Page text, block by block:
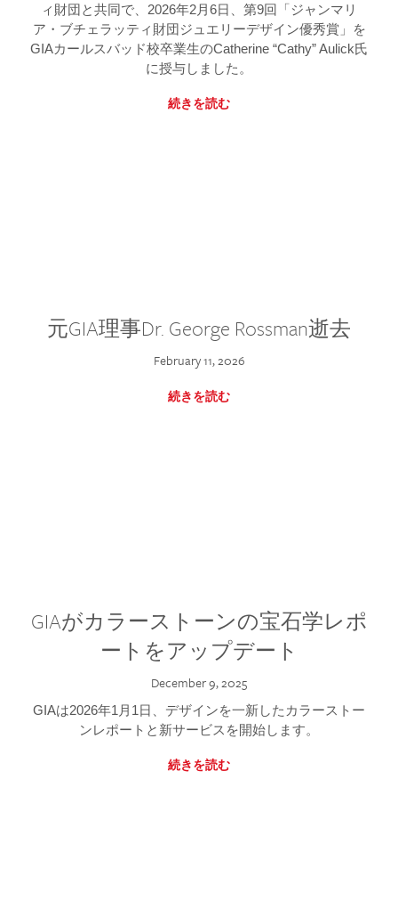
ィ財団と共同で、2026年2月6日、第9回「ジャンマリ
ア・ブチェラッティ財団ジュエリーデザイン優秀賞」を
GIAカールスバッド校卒業生のCatherine “Cathy” Aulick氏
に授与しました。
続きを読む
元GIA理事Dr. George Rossman逝去
February 11, 2026
続きを読む
GIAがカラーストーンの宝石学レポ
ートをアップデート
December 9, 2025
GIAは2026年1月1日、デザインを一新したカラーストー
ンレポートと新サービスを開始します。
続きを読む